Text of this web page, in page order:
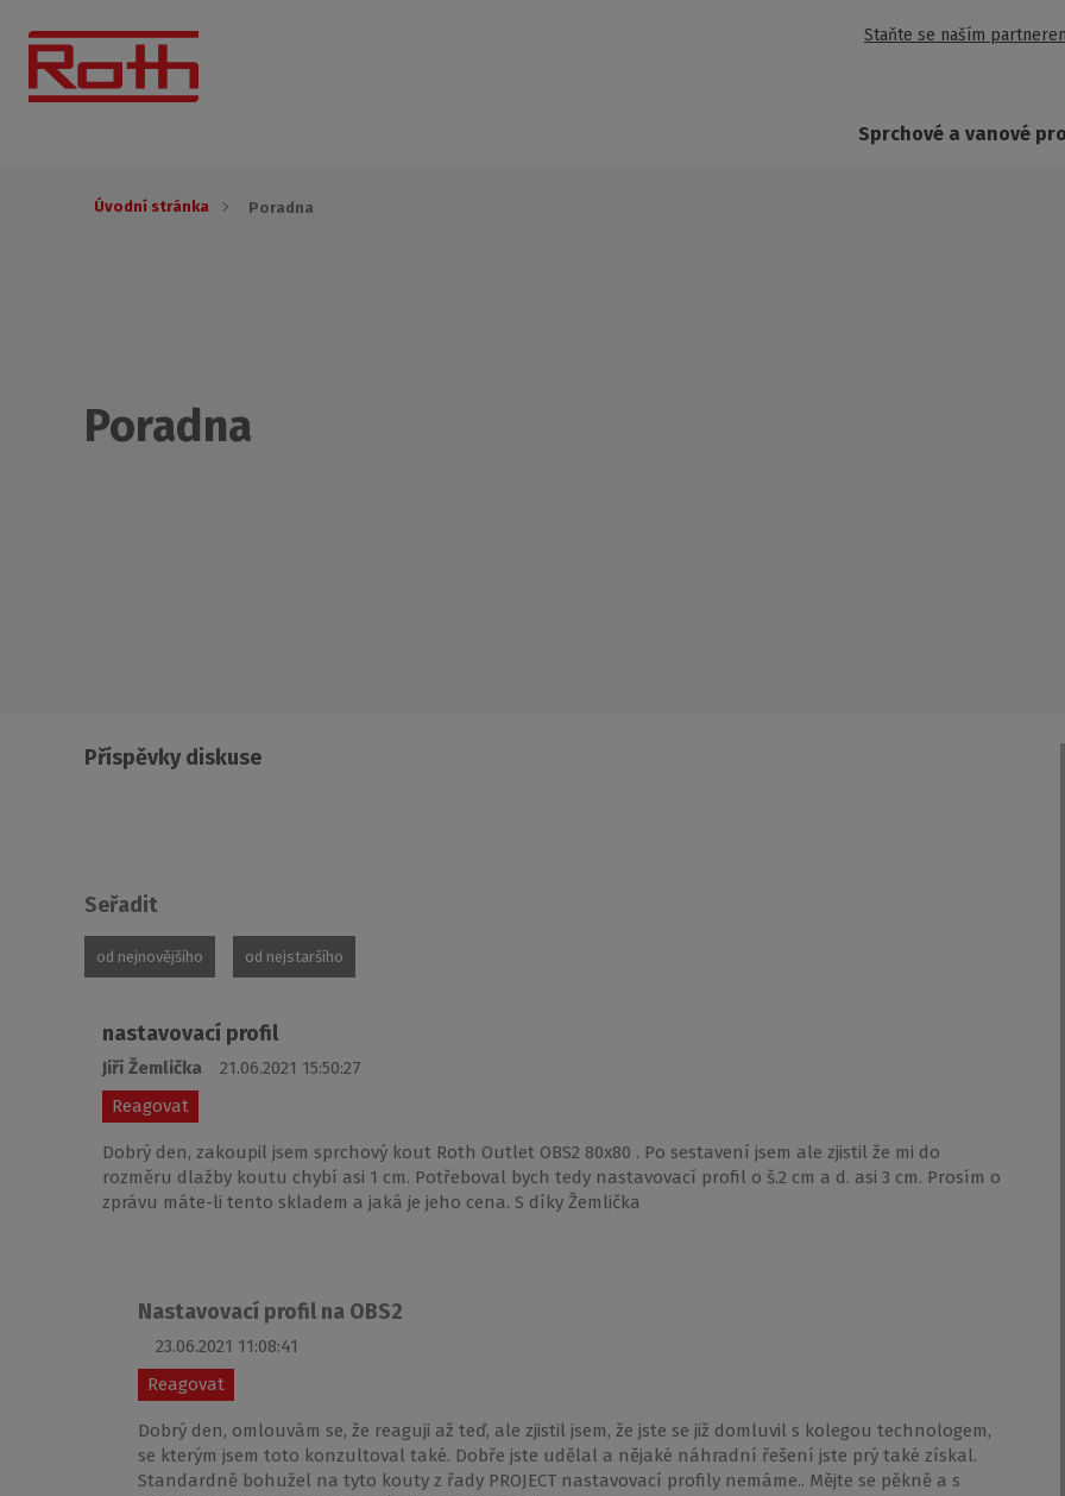
Staňte se naším
Sprchové a vanové
Úvodní stránka Poradna
Poradna
Příspěvky diskuse
Seřadit
od nejnovějšího od nejstaršího
nastavovací profil
Jiří Žemlička
21.06.2021 15:50:27
Reagovat
Dobrý den, zakoupil jsem sprchový kout Roth Outlet OBS2 80x80 . Po sestavení jsem ale zjistil že mi do
rozměru dlažby koutu chybí asi 1 cm. Potřeboval bych tedy nastavovací profil o š.2 cm a d. asi 3 cm. Prosím o
zprávu máte-li tento skladem a jaká je jeho cena. S díky Žemlička
Nastavovací profil na OBS2
23.06.2021 11:08:41
Reagovat
Dobrý den, omlouvám se, že reaguji až teď, ale zjistil jsem, že jste se již domluvil s kolegou technologem,
se kterým jsem toto konzultoval také. Dobře jste udělal a nějaké náhradní řešení jste prý také získal.
Standardně bohužel na tyto kouty z řady PROJECT nastavovací profily nemáme.. Mějte se pěkně a s